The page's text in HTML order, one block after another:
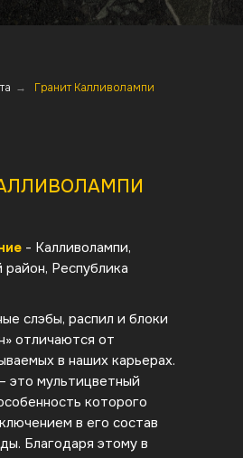
→ Гранит Калливолампи
слэбы, распил и блоки
отличаются от
в наших карьерах.
это мультицветный
которого
в его состав
Благодаря этому в
- Калливолампи,
Республика